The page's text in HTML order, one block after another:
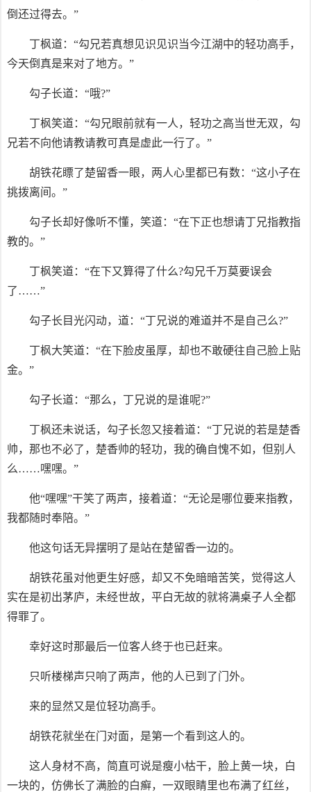
倒还过得去。”
丁枫道：“勾兄若真想见识见识当今江湖中的轻功高手，
今天倒真是来对了地方。”
勾子长道：“哦?”
丁枫笑道：“勾兄眼前就有一人，轻功之高当世无双，勾
兄若不向他请教请教可真是虚此一行了。”
胡铁花瞟了楚留香一眼，两人心里都已有数：“这小子在
挑拨离间。”
勾子长却好像听不懂，笑道：“在下正也想请丁兄指教指
教的。”
丁枫笑道：“在下又算得了什么?勾兄千万莫要误会
了……”
勾子长目光闪动，道：“丁兄说的难道并不是自己么?”
丁枫大笑道：“在下脸皮虽厚，却也不敢硬往自己脸上贴
金。”
勾子长道：“那么，丁兄说的是谁呢?”
丁枫还未说话，勾子长忽又接着道：“丁兄说的若是楚香
帅，那也不必了，楚香帅的轻功，我的确自愧不如，但别人
么……嘿嘿。”
他“嘿嘿”干笑了两声，接着道：“无论是哪位要来指教，
我都随时奉陪。”
他这句话无异摆明了是站在楚留香一边的。
胡铁花虽对他更生好感，却又不免暗暗苦笑，觉得这人
实在是初出茅庐，未经世故，平白无故的就将满桌子人全都
得罪了。
幸好这时那最后一位客人终于也已赶来。
只听楼梯声只响了两声，他的人已到了门外。
来的显然又是位轻功高手。
胡铁花就坐在门对面，是第一个看到这人的。
这人身材不高，简直可说是瘦小枯干，脸上黄一块，白
一块的，仿佛长了满脸的白癣，一双眼睛里也布满了红丝，